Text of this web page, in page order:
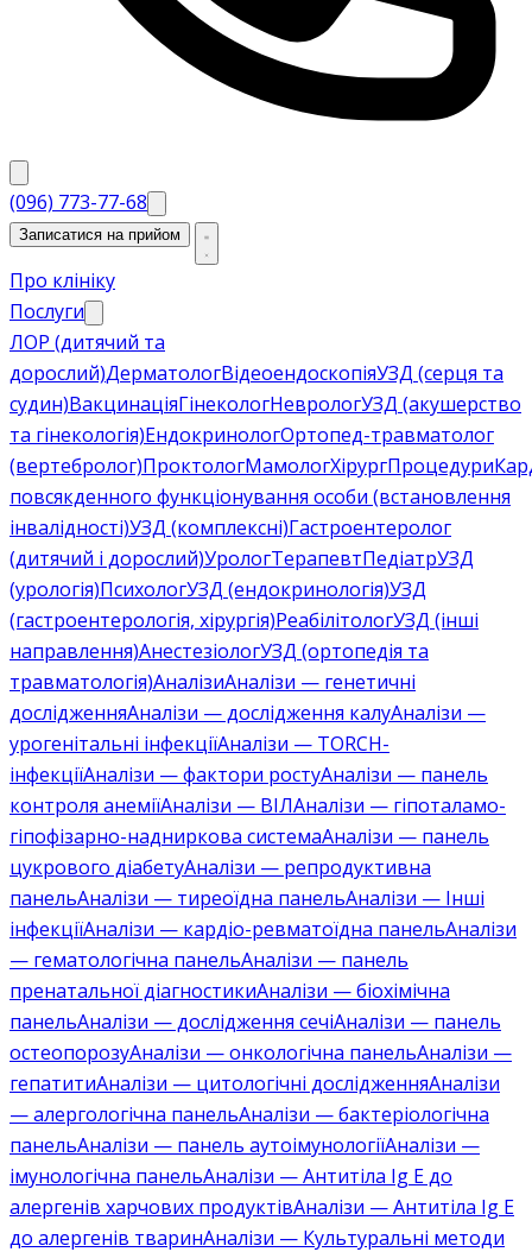
(096) 773-77-68
Записатися на прийом
Про клініку
Послуги
ЛОР (дитячий та
дорослий)ДерматологВідеоендоскопіяУЗД (серця та
судин)ВакцинаціяГінекологНеврологУЗД (акушерство
та гінекологія)ЕндокринологОртопед-травматолог
(вертебролог)ПроктологМамологХірургПроцедури
повсякденного функціонування особи (встановлення
інвалідності)УЗД (комплексні)Гастроентеролог
(дитячий і дорослий)УрологТерапевтПедіатрУЗД
(урологія)ПсихологУЗД (ендокринологія)УЗД
(гастроентерологія, хірургія)РеабілітологУЗД (інші
направлення)АнестезіологУЗД (ортопедія та
травматологія)АналізиАналізи — генетичні
дослідженняАналізи — дослідження калуАналізи —
урогенітальні інфекціїАналізи — TORCH-
інфекціїАналізи — фактори ростуАналізи — панель
контроля анеміїАналізи — ВІЛАналізи — гіпоталамо-
гіпофізарно-надниркова системаАналізи — панель
цукрового діабетуАналізи — репродуктивна
панельАналізи — тиреоїдна панельАналізи — Інші
інфекціїАналізи — кардіо-ревматоїдна панельАналізи
— гематологічна панельАналізи — панель
пренатальної діагностикиАналізи — біохімічна
панельАналізи — дослідження сечіАналізи — панель
остеопорозуАналізи — онкологічна панельАналізи —
гепатитиАналізи — цитологічні дослідженняАналізи
— алергологічна панельАналізи — бактеріологічна
панельАналізи — панель аутоімунологіїАналізи —
імунологічна панельАналізи — Антитіла Ig E до
алергенів харчових продуктівАналізи — Антитіла Ig E
до алергенів тваринАналізи — Культуральні методи